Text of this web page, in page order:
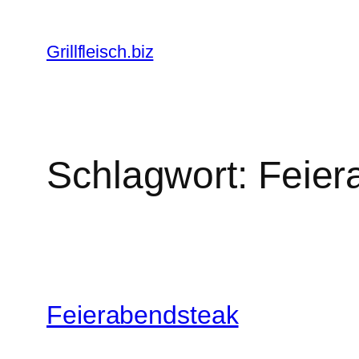
springen
Grillfleisch.biz
Schlagwort:
Feierabendsteak